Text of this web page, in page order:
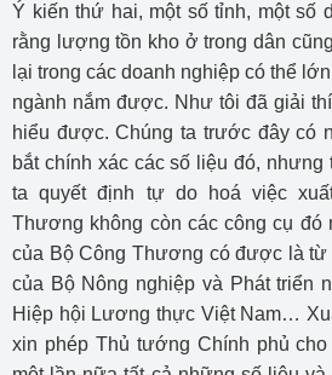
Ý kiến thứ hai, một số tỉnh, một số
rằng lượng tồn kho ở trong dân
lại trong các doanh nghiệp có thể
ngành nắm được. Như tôi đã giải
hiểu được. Chúng ta trước đây có
bắt chính xác các số liệu đó, nhưng
ta quyết định tự do hoá việc
Thương không còn các công cụ đó
của Bộ Công Thương có được là từ
của Bộ Nông nghiệp và Phát triển
Hiệp hội Lương thực Việt Nam…
xin phép Thủ tướng Chính phủ